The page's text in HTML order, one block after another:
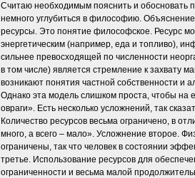
Считаю необходимым пояснить и обосновать
немного углубиться в философию.
ресурсы. Это понятие философское. Ресурс
энергетическим (например, еда и топливо),
сильнее превосходящей по численности
в том числе) является стремление к захвату
возникают понятия частной собственности и
Однако эта модель слишком проста, чтобы на
овраги». Есть несколько усложнений, так
Количество ресурсов весьма ограничено, в
много, а всего – мало». Усложнение второе.
ограничены, так что человек в состоянии
третье. Использование ресурсов для
ограниченности и весьма малой